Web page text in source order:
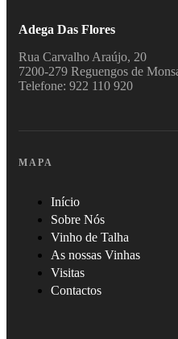
Adega Das Flores
Rua Carvalho Araújo, 20
7200-279 Reguengos de
Telefone: 922 110 920
MAPA
Início
Sobre Nós
Vinho de Talha
As nossas Vinhas
Visitas
Contactos